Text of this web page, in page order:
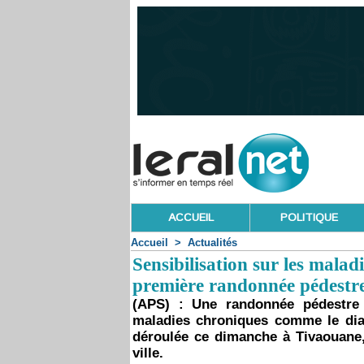
ACCUEIL POLITIQUE
Accueil > Actualités
Sensibilisation sur les
première randonnée
(APS) : Une randonnée
maladies chroniques comme le
déroulée ce dimanche à
ville.